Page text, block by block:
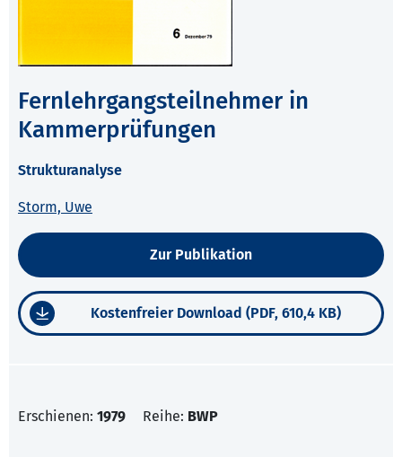
Fernlehrgangsteilnehmer in
Kammerprüfungen
Strukturanalyse
Storm, Uwe
Zur Publikation
Kostenfreier Download (PDF, 610,4 KB)
Erschienen: 1979 Reihe: BWP